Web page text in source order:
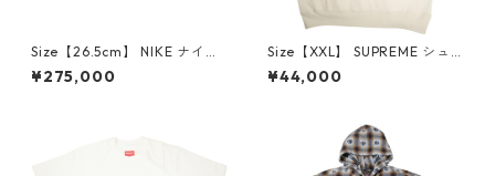
Size【26.5cm】 NIKE ナイキ
×Travis Scott AIR JORDAN 1
LOW Reverse Mocha DM786
¥275,000
Size【XXL】 SUPREME シュ
プリーム 24AW Box Logo Ho
oded Sweatshirt Stone ボッ
¥44,000